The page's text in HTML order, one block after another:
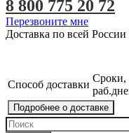
8 800 775 20 72
Перезвоните мне
Доставка по всей России
Способ доставки
Сроки,
Подробнее о доставке